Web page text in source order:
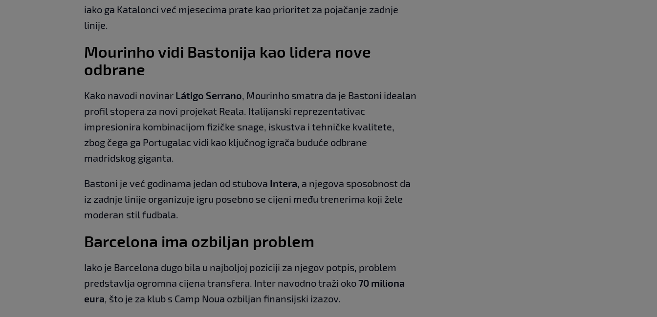
iako ga Katalonci već mjesecima prate kao prioritet za pojačanje zadnje
linije.
Mourinho vidi Bastonija kao lidera nove
odbrane
Kako navodi novinar Látigo Serrano , Mourinho smatra da je Bastoni idealan
profil stopera za novi projekat Reala. Italijanski reprezentativac
impresionira kombinacijom fizičke snage, iskustva i tehničke kvalitete,
zbog čega ga Portugalac vidi kao ključnog igrača buduće odbrane
madridskog giganta.
Bastoni je već godinama jedan od stubova Intera , a njegova sposobnost da
iz zadnje linije organizuje igru posebno se cijeni među trenerima koji žele
moderan stil fudbala.
Barcelona ima ozbiljan problem
Iako je Barcelona dugo bila u najboljoj poziciji za njegov potpis, problem
predstavlja ogromna cijena transfera. Inter navodno traži oko70 miliona
eura , što je za klub s Camp Noua ozbiljan finansijski izazov.